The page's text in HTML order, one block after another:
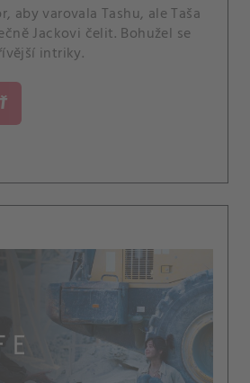
aby varovala Tashu, ale Taša
Jackovi čelit. Bohužel se
intriky.